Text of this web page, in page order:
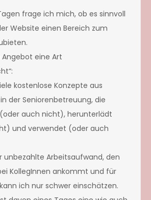
frage ich mich, ob es sinnvoll
Website einen Bereich zum
eine Art
kostenlose Konzepte aus
der Seniorenbetreuung, die
auch nicht), herunterlädt
und verwendet (oder auch
unbezahlte Arbeitsaufwand, den
KollegInnen ankommt und für
ich nur schwer einschätzen.